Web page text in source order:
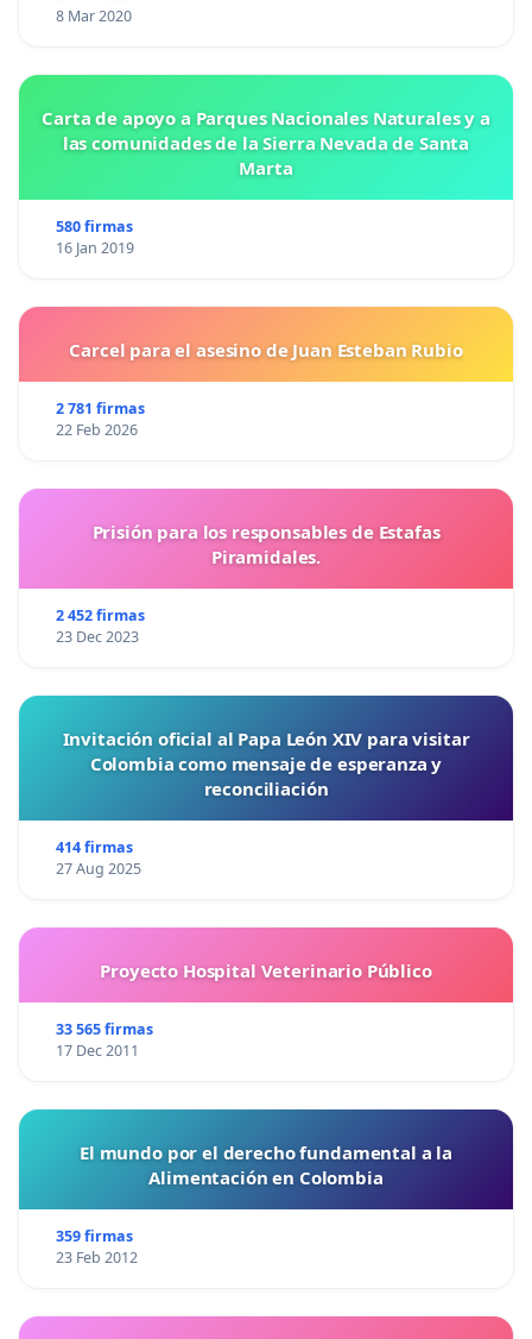
8 Mar 2020
Carta de apoyo a Parques Nacionales Naturales y a
las comunidades de la Sierra Nevada de Santa
Marta
580 firmas
16 Jan 2019
Carcel para el asesino de Juan Esteban Rubio
2 781 firmas
22 Feb 2026
Prisión para los responsables de Estafas
Piramidales.
2 452 firmas
23 Dec 2023
Invitación oficial al Papa León XIV para visitar
Colombia como mensaje de esperanza y
reconciliación
414 firmas
27 Aug 2025
Proyecto Hospital Veterinario Público
33 565 firmas
17 Dec 2011
El mundo por el derecho fundamental a la
Alimentación en Colombia
359 firmas
23 Feb 2012